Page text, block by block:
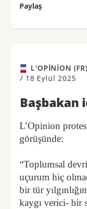
Paylaş
L'OPINION (FR)
/ 18 Eylül 2025
Başbakan
L’Opinion
görüşünde:
“Toplumsal
uçurum hiç
bir tür
kaygı verici- bir